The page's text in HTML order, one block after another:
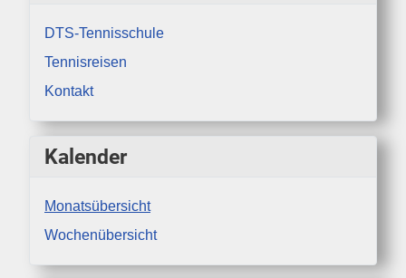
DTS-Tennisschule
Tennisreisen
Kontakt
Kalender
Monatsübersicht
Wochenübersicht